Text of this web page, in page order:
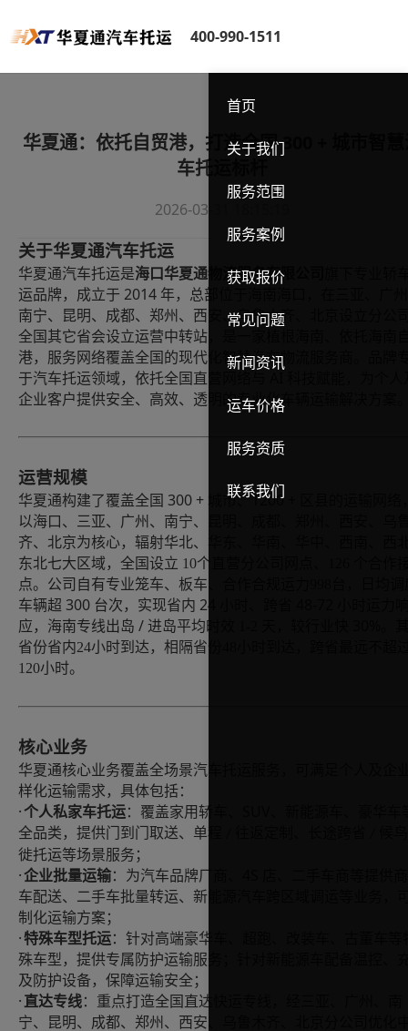
400-990-1511
首页
关于我们
服务范围
服务案例
获取报价
常见问题
新闻资讯
运车价格
服务资质
联系我们
华夏通：依托自贸港，打造全国 300 + 城市智
车托运标杆
2026-03-31 18:15:19
关于华夏通汽车托运
华夏通汽车托运是海口华夏通物流服务有限公司
运品牌，成立于 2014 年，总部位于海南海口，
南宁、昆明、成都、郑州、西安、乌鲁木齐、北京设立分公
全国其它省会设立运营中转站，
港， 服务网络覆盖全国的现代化智慧汽车物流服务商。品牌
于汽车托运领域，依托全国直营网络与
企业客户提供安全、高效、透明的专业化车辆运输解决方案
运营规模
华夏通构建了覆盖全国 300 + 城市、1200 + 区县的运输网络
以海口、三亚、广州、南宁、昆明、成都、郑州、西安、乌
齐、北京为核心，辐射华北、华东、华南、华中、西南、西
东北七大区域，全国设立 10个直营
点。公司自有专业笼车、板车
车辆超 300 台次，实现省内 24 小时、跨省 48-72 小时运力
应，海南专线出岛 / 进岛平均时效
省份省内24小时到达，相隔省份48小时到达，跨省最远不超
120小时。
核心业务
华夏通核心业务覆盖全场景汽车托运服务，可满足个人及企
样化运输需求，具体包括：
·个人私家车托运：覆盖家用轿车、
全品类，提供门到门取送、单程
徙托运等场景服务；
·企业批量运输：为汽车品牌厂商、
车配送、二手车批量转运、新能源汽车跨区域调运等业务，
制化运输方案；
·特殊车型托运：针对高端豪华车、超跑、改装车、古董车等
殊车型，提供专属防护运输服务；针对新能源车配备温控、
及防护设备，保障运输安全；
· 直达专线：重点打造全国直达快运
宁、昆明、成都、郑州、西安、乌鲁木齐、北京